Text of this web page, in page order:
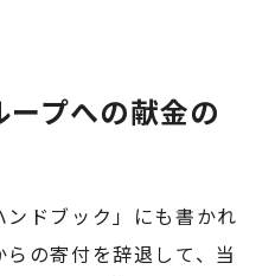
ープへの献金の
ドブック」にも書かれ
の寄付を辞退して、当